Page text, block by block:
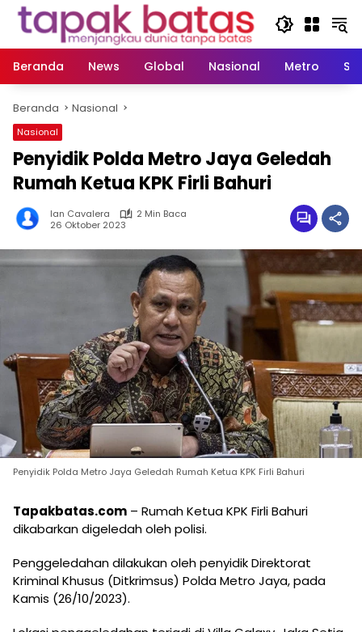
Langsung
Beranda
News Global Nasional Metro
Beranda Nasional
Nasional
Penyidik Polda Metro Jaya Geledah
Rumah Ketua KPK Firli Bahuri
Ian Cavalera
2 Min Baca
26 Oktober 2023
Penyidik Polda Metro Jaya Geledah Rumah Ketua KPK Firli Bahuri
Tapakbatas.com – Rumah Ketua KPK Firli Bahuri
dikabarkan digeledah oleh polisi.
Penggeledahan dilakukan oleh penyidik Direktorat
Kriminal Khusus (Ditkrimsus) Polda Metro Jaya, pada
Kamis (26/10/2023).